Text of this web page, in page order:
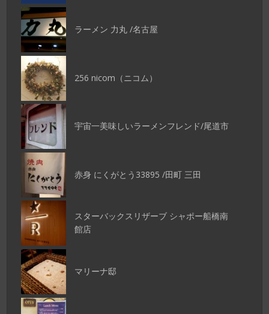
ラーメン 力丸 /名古屋
256 nicom（ニコム）
宇宙一美味しいラーメンフレンド/尾道市
赤身 にくがとう33895 /田町 三田
スターバックスリザーブ シャポー船橋南
館店
マリーナ邸